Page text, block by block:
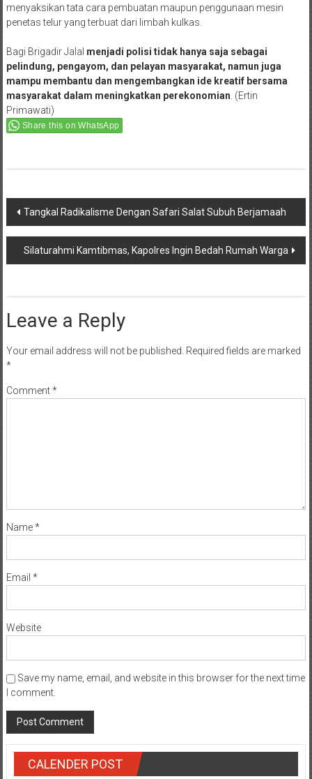
Bagi Brigadir Jalalmenjadi polisi tidak hanya saja sebagai
mampu membantu dan mengembangkan ide kreatif bersama
masyarakat dalam meningkatkan perekonomian. (Ertin
Primawati)
Share this on WhatsApp
navigation
Silaturahmi Kamtibmas, Kapolres Ingin Bedah Rumah Warga
Your email address will not be published.
Comment
I comment.
CALENDER POST
October 2017